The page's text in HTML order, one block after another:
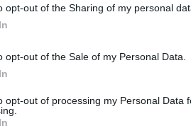
opt-out of the Sharing of my personal
opt-out of the Sale of my Personal Data.
opt-out of processing my Personal Data
S.R.L. 0-1
NEGRI BRUNO S.R.L.
CIOCCARELLI S.R.L